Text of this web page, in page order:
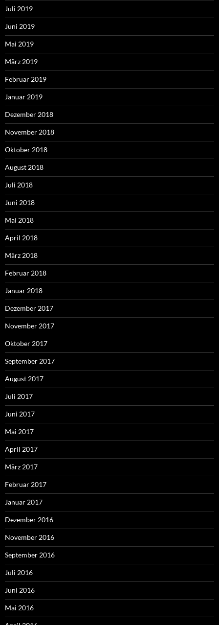
Juli 2019
Juni 2019
Mai 2019
März 2019
Februar 2019
Januar 2019
Dezember 2018
November 2018
Oktober 2018
August 2018
Juli 2018
Juni 2018
Mai 2018
April 2018
März 2018
Februar 2018
Januar 2018
Dezember 2017
November 2017
Oktober 2017
September 2017
August 2017
Juli 2017
Juni 2017
Mai 2017
April 2017
März 2017
Februar 2017
Januar 2017
Dezember 2016
November 2016
September 2016
Juli 2016
Juni 2016
Mai 2016